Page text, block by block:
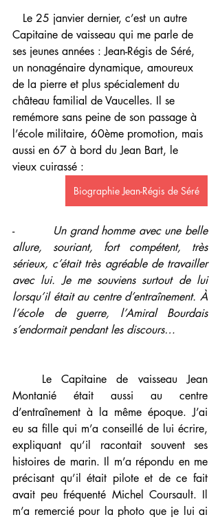
Capitaine de vaisseau qui me parle de
ses jeunes années : Jean-Régis de Séré,
un nonagénaire dynamique, amoureux
de la pierre et plus spécialement du
château familial de Vaucelles. Il se
remémore sans peine de son passage à
l’école militaire, 60ème promotion, mais
aussi en 67 à bord du Jean Bart, le
vieux cuirassé :
Biographie Jean-Régis de Séré
- Un grand homme avec une belle
allure, souriant, fort compétent, très
sérieux, c’était très agréable de travailler
avec lui. Je me souviens surtout de lui
lorsqu’il était au centre d’entraînement. À
l’école de guerre, l’Amiral Bourdais
s’endormait pendant les discours…
Montanié était aussi au centre
d’entraînement à la même époque. J’ai
eu sa fille qui m’a conseillé de lui écrire,
expliquant qu’il racontait souvent ses
histoires de marin. Il m’a répondu en me
précisant qu’il était pilote et de ce fait
avait peu fréquenté Michel Coursault. Il
m’a remercié pour la photo que je lui ai